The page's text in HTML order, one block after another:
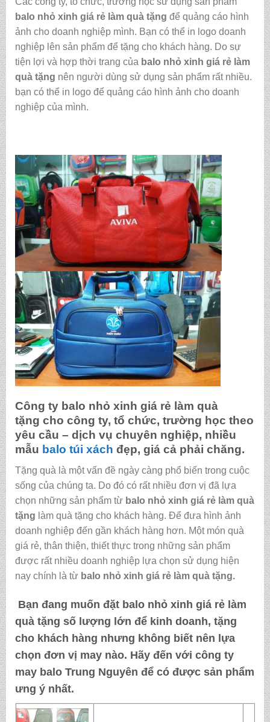
balo nhỏ xinh giá rẻ làm quà tặng để quảng cáo hình
ảnh cho doanh nghiệp mình. Bạn có thể in logo doanh
nghiệp lên sản phẩm để tặng cho khách hàng. Do sự
tiện lợi và hợp thời trang của balo nhỏ xinh giá rẻ làm
quà tặng nên người dùng sử dụng sản phẩm rất nhiều.
bạn có thể in logo để quảng cáo hình ảnh cho doanh
nghiệp của mình.
Công ty balo nhỏ xinh giá rẻ làm quà
tặng cho công ty, tổ chức, trường học theo
yêu cầu – dịch vụ chuyên nghiệp, nhiều
mẫu balo túi xách đẹp, giá cả phải chăng.
Tặng quà là một vấn đề ngày càng phổ biến trong cuộc
sống của chúng ta. Do đó có rất nhiều đơn vị đã lựa
chọn những sản phẩm từ balo nhỏ xinh giá rẻ làm quà
tặng làm quà tặng cho khách hàng. Để đưa hình ảnh
doanh nghiệp đến gần khách hàng hơn. Một món quà
giá rẻ, thân thiện, thiết thực trong những sản phẩm
được rất nhiều doanh nghiệp lựa chọn sử dụng hiện
nay chính là từ balo nhỏ xinh giá rẻ làm quà tặng.
Bạn đang muốn đặt balo nhỏ xinh giá rẻ làm
quà tặng số lượng lớn để kinh doanh, tặng
cho khách hàng nhưng không biết nên lựa
chọn đơn vị may nào. Hãy đến với công ty
may balo Trung Nguyên để có được sản phẩm
ưng ý nhất.